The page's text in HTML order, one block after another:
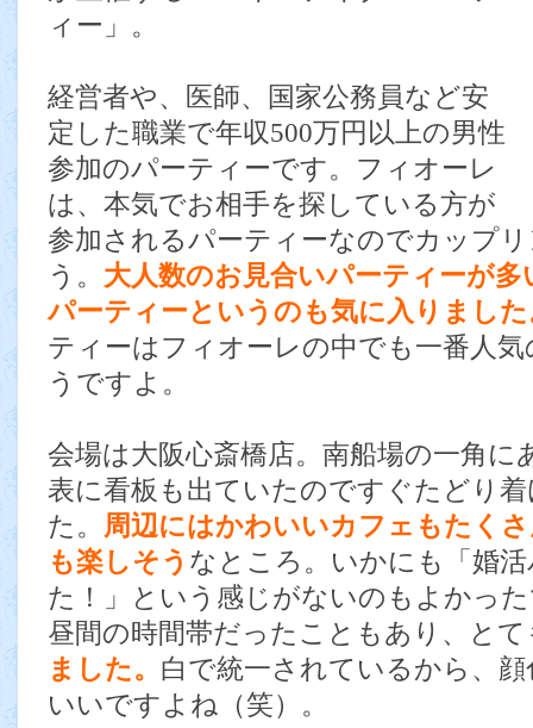
ィー」。
経営者や、医師、国家公務員など安
定した職業で年収500万円以上の男性
参加のパーティーです。フィオーレ
は、本気でお相手を探している方が
参加されるパーティーなのでカップ
う。 大人数のお見合いパーティーが
パーティーというのも気に入りました
ティーはフィオーレの中でも一番人
うですよ。
会場は大阪心斎橋店。南船場の一角に
表に看板も出ていたのですぐたどり
た。 周辺にはかわいいカフェもたく
も楽しそう なところ。いかにも「婚
た！」という感じがないのもよかっ
昼間の時間帯だったこともあり、とて
ました。 白で統一されているから、
いいですよね（笑）。